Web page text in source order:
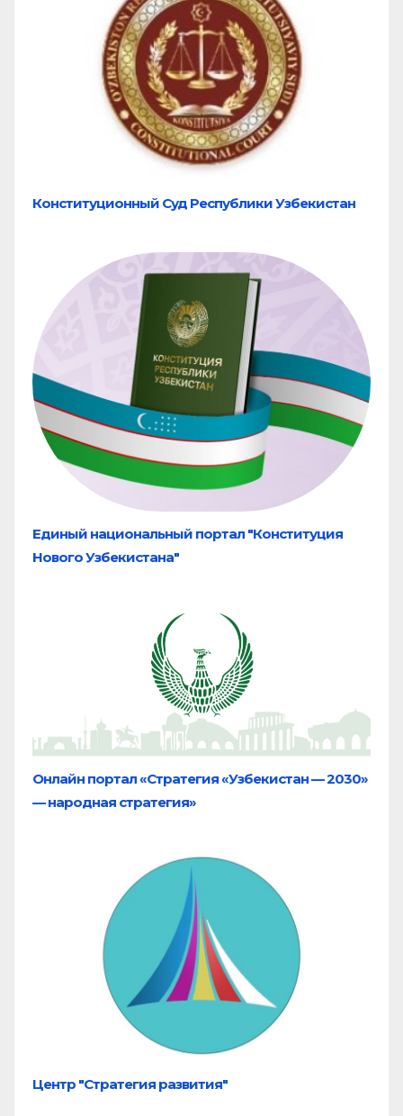
Конституционный Суд Республики Узбекистан
Единый национальный портал "Конституция
Нового Узбекистана"
Онлайн портал «Стратегия «Узбекистан — 2030»
— народная стратегия»
Центр "Стратегия развития"